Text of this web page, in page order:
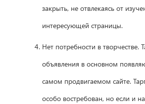
закрыть, не отвлекаясь от
интересующей страницы.
Нет потребности в творчестве.
объявления в основном
самом продвигаемом сайте.
особо востребован, но если и